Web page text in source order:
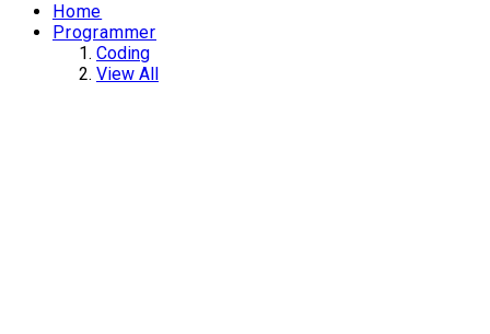
Home
Programmer
Coding
View All